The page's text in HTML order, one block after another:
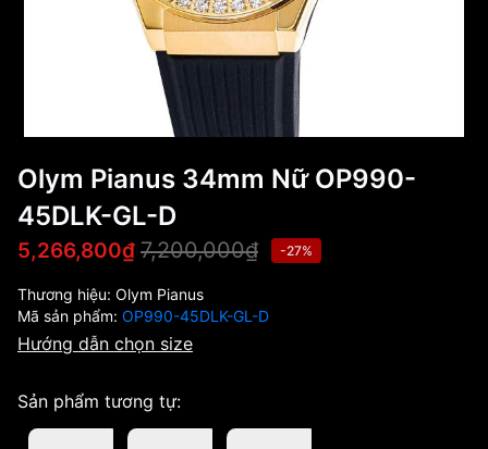
Olym Pianus 34mm Nữ OP990-
45DLK-GL-D
5,266,800₫ 7,200,000₫ -27%
Thương hiệu: Olym Pianus
Mã sản phẩm: OP990-45DLK-GL-D
Hướng dẫn chọn size
Sản phẩm tương tự: